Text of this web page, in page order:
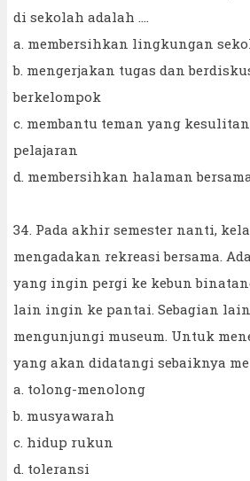
di sekolah adalah ....
a. membersihkan lingkungan
b. mengerjakan tugas dan
berkelompok
c. membantu teman yang
pelajaran
d. membersihkan halaman
34. Pada akhir semester nanti,
mengadakan rekreasi bersama.
yang ingin pergi ke kebun
lain ingin ke pantai. Sebagian
mengunjungi museum. Untuk
yang akan didatangi sebaiknya
a. tolong-menolong
b. musyawarah
c. hidup rukun
d. toleransi